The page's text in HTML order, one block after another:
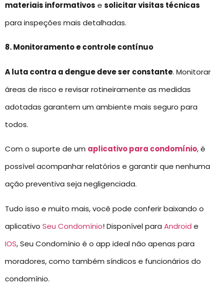
materiais informativos e solicitar visitas técnicas
para inspeções mais detalhadas.
8. Monitoramento e controle contínuo
A luta contra a dengue deve ser constante. Monitorar
áreas de risco e revisar rotineiramente as medidas
adotadas garantem um ambiente mais seguro para
todos.
Com o suporte de um aplicativo para condomínio, é
possível acompanhar relatórios e garantir que nenhuma
ação preventiva seja negligenciada.
Tudo isso e muito mais, você pode conferir baixando o
aplicativo Seu Condomínio! Disponível para Android e
IOS, Seu Condomínio é o app ideal não apenas para
moradores, como também síndicos e funcionários do
condomínio.